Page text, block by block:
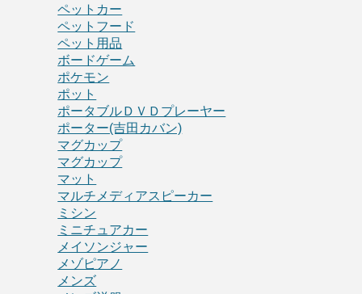
ペットカー
ペットフード
ペット用品
ボードゲーム
ポケモン
ポット
ポータブルＤＶＤプレーヤー
ポーター(吉田カバン)
マグカップ
マグカップ
マット
マルチメディアスピーカー
ミシン
ミニチュアカー
メイソンジャー
メゾピアノ
メンズ